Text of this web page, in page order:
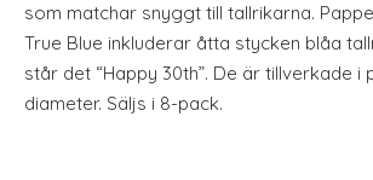
som matchar snyggt till tallrikarna.
True Blue inkluderar åtta stycken blåa
står det “Happy 30th”. De är tillverkade i
diameter. Säljs i 8-pack.